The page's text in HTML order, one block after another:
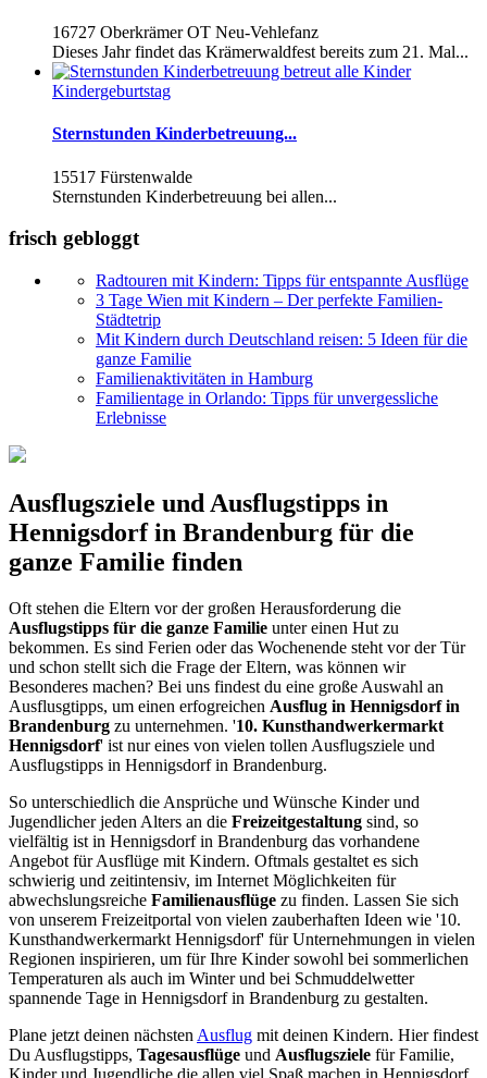
16727 Oberkrämer OT Neu-Vehlefanz
Dieses Jahr findet das Krämerwaldfest bereits zum 21. Mal...
Kindergeburtstag
Sternstunden Kinderbetreuung...
15517 Fürstenwalde
Sternstunden Kinderbetreuung bei allen...
frisch gebloggt
Radtouren mit Kindern: Tipps für entspannte Ausflüge
3 Tage Wien mit Kindern – Der perfekte Familien-
Städtetrip
Mit Kindern durch Deutschland reisen: 5 Ideen für die
ganze Familie
Familienaktivitäten in Hamburg
Familientage in Orlando: Tipps für unvergessliche
Erlebnisse
Ausflugsziele und Ausflugstipps in
Hennigsdorf in Brandenburg für die
ganze Familie finden
Oft stehen die Eltern vor der großen Herausforderung die
Ausflugstipps für die ganze Familie unter einen Hut zu
bekommen. Es sind Ferien oder das Wochenende steht vor der Tür
und schon stellt sich die Frage der Eltern, was können wir
Besonderes machen? Bei uns findest du eine große Auswahl an
Ausflusgtipps, um einen erfogreichen Ausflug in Hennigsdorf in
Brandenburg zu unternehmen. '10. Kunsthandwerkermarkt
Hennigsdorf' ist nur eines von vielen tollen Ausflugsziele und
Ausflugstipps in Hennigsdorf in Brandenburg.
So unterschiedlich die Ansprüche und Wünsche Kinder und
Jugendlicher jeden Alters an die Freizeitgestaltung sind, so
vielfältig ist in Hennigsdorf in Brandenburg das vorhandene
Angebot für Ausflüge mit Kindern. Oftmals gestaltet es sich
schwierig und zeitintensiv, im Internet Möglichkeiten für
abwechslungsreiche Familienausflüge zu finden. Lassen Sie sich
von unserem Freizeitportal von vielen zauberhaften Ideen wie '10.
Kunsthandwerkermarkt Hennigsdorf' für Unternehmungen in vielen
Regionen inspirieren, um für Ihre Kinder sowohl bei sommerlichen
Temperaturen als auch im Winter und bei Schmuddelwetter
spannende Tage in Hennigsdorf in Brandenburg zu gestalten.
Plane jetzt deinen nächsten Ausflug mit deinen Kindern. Hier findest
Du Ausflugstipps, Tagesausflüge und Ausflugsziele für Familie,
Kinder und Jugendliche die allen viel Spaß machen in Hennigsdorf